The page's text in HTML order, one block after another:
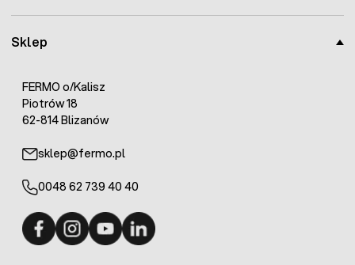
Sklep
FERMO o/Kalisz
Piotrów 18
62-814 Blizanów
sklep@fermo.pl
0048 62 739 40 40